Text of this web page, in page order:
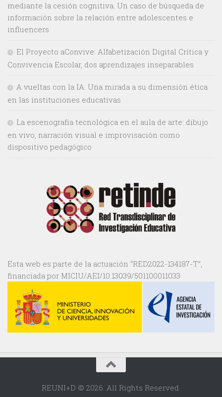
mediante la cesión cognitiva. Un caso de búsqueda de
información sobre la relación entre adolescentes e
influencers
El Proyecto aConvive: Alfabetización Digital Crítica y
Convivencia Escolar, dos aprendizajes inseparables
A vueltas con la IA. Una mirada a su dimensión ética
en las instituciones educativas
La escenografía tecnológica en el aula de arte: dibujo
en vivo, narración visual e improvisación como
dispositivo pedagógico
Esta web es parte de la actuación “RED2022-134187-T”,
financiada por MICIU/AEI/10.13039/501100011033
REUNI+D © 2026. All Rights Reserved.